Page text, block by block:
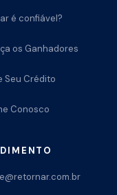
é confiável?
os Ganhadores
Seu Crédito
Conosco